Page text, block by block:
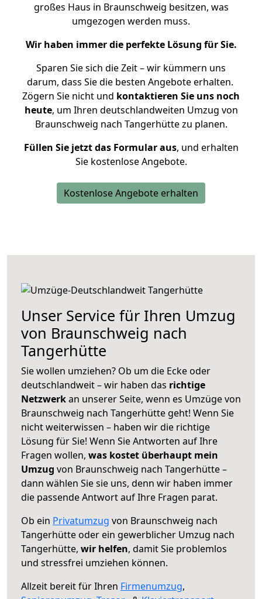
großes Haus in Braunschweig besitzen, was
umgezogen werden muss.
Wir haben immer die perfekte Lösung für Sie.
Sparen Sie sich die Zeit – wir kümmern uns
darum, dass Sie die besten Angebote erhalten.
Zögern Sie nicht und kontaktieren Sie uns noch
heute, um Ihren deutschlandweiten Umzug von
Braunschweig nach Tangerhütte zu planen.
Füllen Sie jetzt das Formular aus, und erhalten
Sie kostenlose Angebote.
Kostenlose Angebote erhalten
Unser Service für Ihren Umzug
von Braunschweig nach
Tangerhütte
Sie wollen umziehen? Ob um die Ecke oder
deutschlandweit – wir haben das richtige
Netzwerkan unserer Seite, wenn es Umzüge von
Braunschweig nach Tangerhütte geht! Wenn Sie
nicht weiterwissen – haben wir die richtige
Lösung für Sie! Wenn Sie Antworten auf Ihre
Fragen wollen, was kostet überhaupt mein
Umzug von Braunschweig nach Tangerhütte –
dann wählen Sie sie uns, denn wir haben immer
die passende Antwort auf Ihre Fragen parat.
Ob ein Privatumzug von Braunschweig nach
Tangerhütte oder ein gewerblicher Umzug nach
Tangerhütte, wir helfen, damit Sie problemlos
und stressfrei umziehen können.
Allzeit bereit für Ihren Firmenumzug,